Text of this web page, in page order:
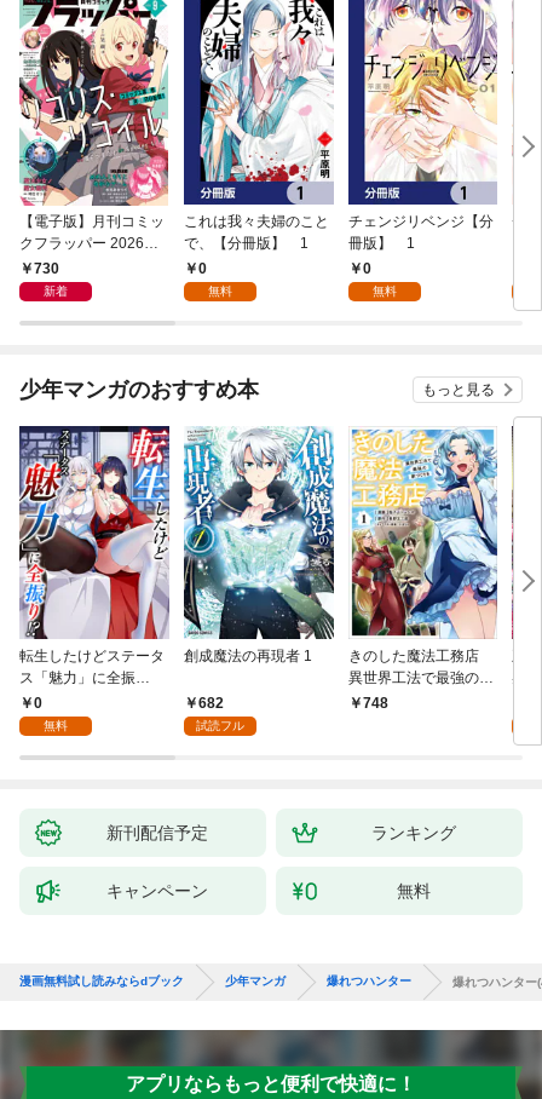
【電子版】月刊コミッ
クフラッパー 2026年9
月号730
新着
これは我々夫婦のこと
で、【分冊版】 1
0
無料
チェンジリベンジ【分
冊版】 1
0
無料
チ
少年マンガのおすすめ本 もっと見る
転生したけどステータ
ス「魅力」に全振
り！？(1)
0
無料
創成魔法の再現者 1
682
試読フル
きのした魔法工務店
異世界工法で最強の家
づくりを（コミック）
748
兆
る
新刊配信予定 ランキング
キャンペーン 無料
漫画無料試し読みならdブック 少年マンガ 爆れつハンター 爆れつハンター
アプリならもっと便利で快適に！